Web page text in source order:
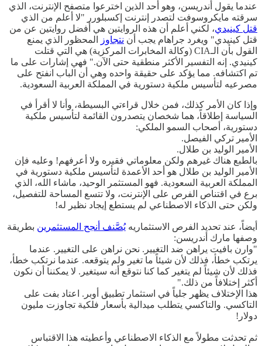
عندما يقول أندريسن، وهو أحد الذين اخترعوا متصفح الإنترنت، الذي
سرقته مايكروسوفت لتصدر إنترنت إكسبلورر "لا أعلم من الذي
قتل كينيدي، لكني أعلم أن هذه الروايتين هي أفضل روايتين عن من
قتل كينيدي" ويغرد جراهام يجب أن نتجاوز
المحظور الذي يمنع
القول بأن الـCIA (وكالة المخابرات المركزية) هي التي قتلت
كينيدي. إنه التفسير الأكثر منطقية حتى الآن." فهي إشارات على ما
تم اكتشافه. مما يؤكد على حقيقة واحده وهي أن الباب انفتح على
مصرعيه لتأسيس ملكية دستورية في المملكة العربية السعودية.
وإذا كان الأمر كذلك، فمن خلال قراءتي البسيطة، وأنا لا أقرأ في
السياسة إطلاقاً، هما شخصان يتصدرون القائمة لتأسيس ملكية
دستورية، أصحاب السمو الملكي:
الأمير تركي الفيصل.
الأمير الوليد بن طلال.
بالطبع هناك غيرهم ولكن معلوماتي فقيره ولا أعرفهم! وعليه فإن
الأمير الوليد بن طلال هو أحد الأعمدة لتأسيس ملكية دستورية في
المملكة العربية السعودية. فهو المستثمر الوحيد، ماشاء الله، الذي
برع في اقتناص الفرص على الإنترنت، ولا تتسع المساحة للتفصيل،
ولكن حتى الذكاء الاصطناعي لم يستطع إيجاد نظير له!
أيضاً، عند تحديد الفرص الاستثماريهيُصَّنف أنجح المستثمرين بطريقة
وصفها مارك أندريسن:
"وارن بافيت يراهن ضد التغيير. نحن نراهن على التغيير. عندما
يرتكب خطأ، فذلك لأن شيئاً ما تغير ولم يتوقعه. عندما نرتكب خطأ،
فذلك لأن شيئاً لم يتغير كما كنا نتوقع أنه سيتغير. لا يمكننا أن نكون
أكثر إختلافاً من ذلك."
هذا الإختلاف يظهر جلياً في استثمار تطبيق أوبر. اعتاد بفت على
التاكسي. والتاكسي يتطلب ميدالية بأسعار فلكية تجاوزت مليون
دولار!
ثم تحدثت مطولاً مع الذكاء الاصطناعي وأعطيته هذا الاقتباس